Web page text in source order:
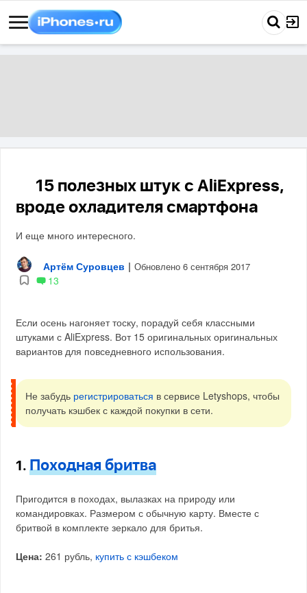
15 полезных штук с AliExpress,
вроде охладителя смартфона
И еще много интересного.
Артём Суровцев | Обновлено 6 сентября 2017
13
Если осень нагоняет тоску, порадуй себя классными
штуками с AliExpress. Вот 15 оригинальных оригинальных
вариантов для повседневного использования.
Не забудь регистрироваться в сервисе Letyshops, чтобы
получать кэшбек с каждой покупки в сети.
1.Походная бритва
Пригодится в походах, вылазках на природу или
командировках. Размером с обычную карту. Вместе с
бритвой в комплекте зеркало для бритья.
Цена: 261 рубль, купить с кэшбеком